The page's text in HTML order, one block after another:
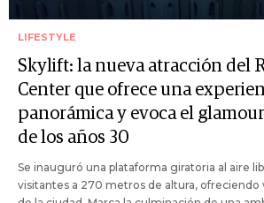
LIFESTYLE
Skylift: la nueva atracción del
Center que ofrece una
panorámica y evoca el
de los años 30
Se inauguró una plataforma giratoria al aire
visitantes a 270 metros de altura, ofreciendo